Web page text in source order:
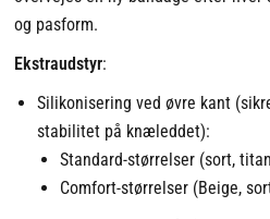
og pasform.
Ekstraudstyr:
Silikonisering ved øvre kant
stabilitet på knæleddet):
Standard-størrelser (sort,
Comfort-størrelser (Beige,